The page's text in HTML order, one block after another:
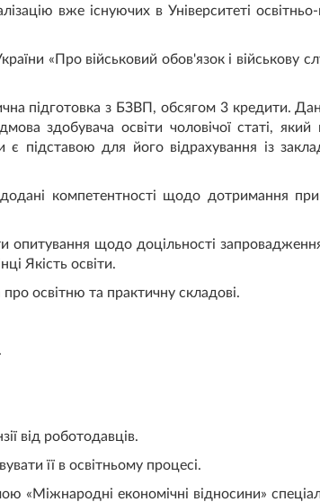
вже існуючих в Університеті
«Про військовий обов'язок і військову
підготовка з БЗВП, обсягом 3 кредити.
здобувача освіти чоловічої статі,
є підставою для його відрахування із
компетентності щодо дотримання
щодо доцільності
Якість освіти.
освітню та практичну складові.
від роботодавців.
її в освітньому процесі.
«Міжнародні економічні відносини»